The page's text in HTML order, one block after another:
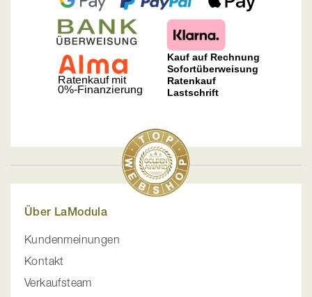
Über LaModula
Kundenmeinungen
Kontakt
Verkaufsteam